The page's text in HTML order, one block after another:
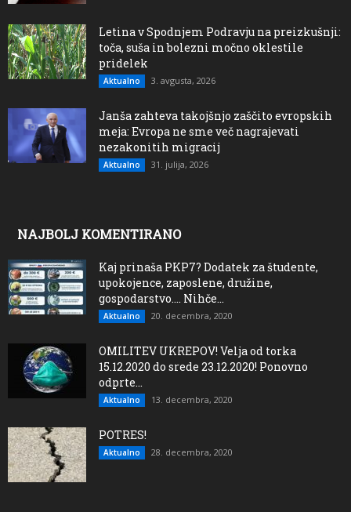
Letina v Spodnjem Podravju na preizkušnji:
toča, suša in bolezni močno oklestile
pridelek
Aktualno 3. avgusta, 2026
Janša zahteva takojšnjo zaščito evropskih
meja: Evropa ne sme več nagrajevati
nezakonitih migracij
Aktualno 31. julija, 2026
NAJBOLJ KOMENTIRANO
Kaj prinaša PKP7? Dodatek za študente,
upokojence, zaposlene, družine,
gospodarstvo…. Nihče...
Aktualno 20. decembra, 2020
OMILITEV UKREPOV! Velja od torka
15.12.2020 do srede 23.12.2020! Ponovno
odprte...
Aktualno 13. decembra, 2020
POTRES!
Aktualno 28. decembra, 2020